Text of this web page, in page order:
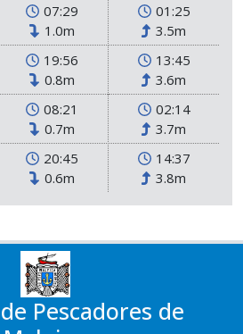
07:29
1.0m
01:25
3.5m
19:56
0.8m
13:45
3.6m
08:21
0.7m
02:14
3.7m
20:45
0.6m
14:37
3.8m
Pescadores de